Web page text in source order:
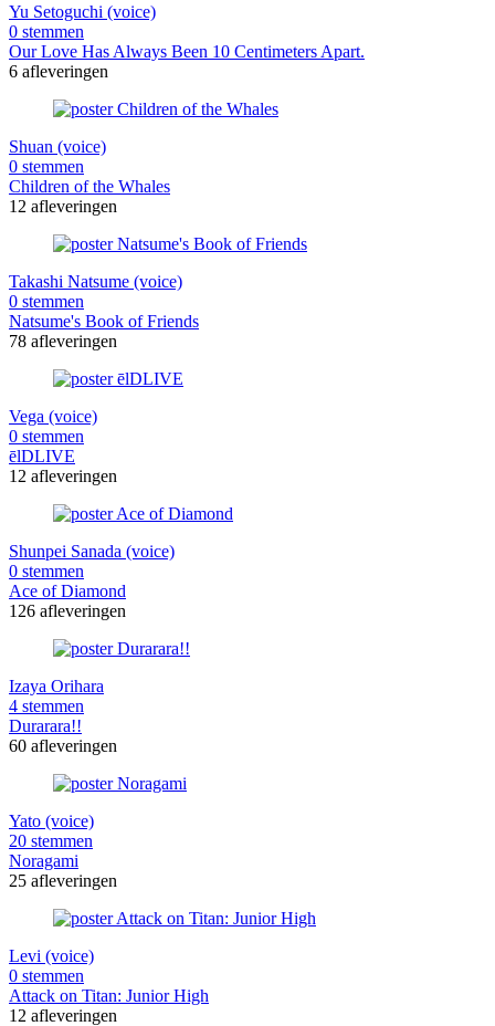
Yu Setoguchi (voice)
0 stemmen
Our Love Has Always Been 10 Centimeters Apart.
6 afleveringen
Shuan (voice)
0 stemmen
Children of the Whales
12 afleveringen
Takashi Natsume (voice)
0 stemmen
Natsume's Book of Friends
78 afleveringen
Vega (voice)
0 stemmen
ēlDLIVE
12 afleveringen
Shunpei Sanada (voice)
0 stemmen
Ace of Diamond
126 afleveringen
Izaya Orihara
4 stemmen
Durarara!!
60 afleveringen
Yato (voice)
20 stemmen
Noragami
25 afleveringen
Levi (voice)
0 stemmen
Attack on Titan: Junior High
12 afleveringen